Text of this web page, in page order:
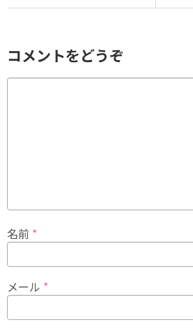
コメントをどうぞ
名前 *
メール *